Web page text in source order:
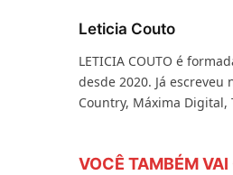
Leticia Couto
LETICIA COUTO é
desde 2020. Já
Country, Máxima
VOCÊ TAMBÉM VAI